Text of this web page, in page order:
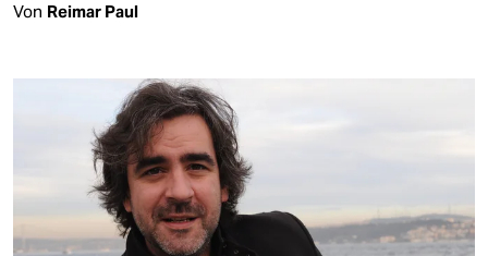
Von Reimar Paul